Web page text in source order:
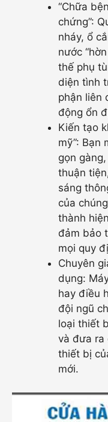
“Chữa
chứng”:
nháy, ổ
nước
thế phụ
diện tình
phận liên
động ổn
Kiến tạo
mỹ”: Bạn
gọn
thuận
sáng
của
thành
đảm bảo
mọi quy
Chuyên
dụng:
hay điều
đội ngũ
loại thiết
và đưa ra
thiết bị
mới.